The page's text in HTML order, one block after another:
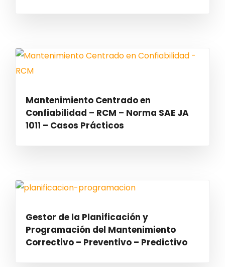
Mantenimiento Centrado en
Confiabilidad – RCM – Norma SAE JA
1011 – Casos Prácticos
Gestor de la Planificación y
Programación del Mantenimiento
Correctivo – Preventivo – Predictivo